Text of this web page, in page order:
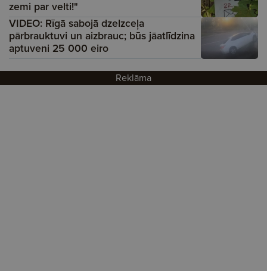
zemi par velti!"
VIDEO: Rīgā sabojā dzelzceļa
pārbrauktuvi un aizbrauc; būs jāatlīdzina
aptuveni 25 000 eiro
Reklāma